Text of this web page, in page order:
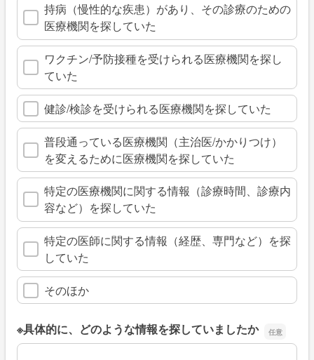
持病（慢性的な疾患）があり、その診療のための
医療機関を探していた
ワクチン/予防接種を受けられる医療機関を探し
ていた
健診/検診を受けられる医療機関を探していた
普段通っている医療機関（主治医/かかりつけ）
を変えるために医療機関を探していた
特定の医療機関に関する情報（診療時間、診療内
容など）を探していた
特定の医師に関する情報（経歴、専門など）を探
していた
そのほか
※具体的に、どのような情報を探していましたか
※具体的に、どのような情報を探していましたか